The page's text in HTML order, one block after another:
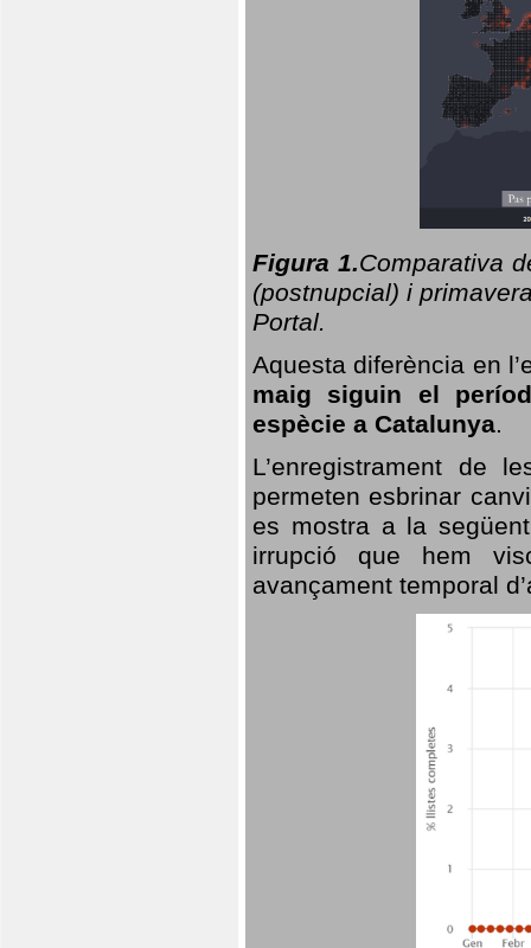
Figura 1.Comparativa
(postnupcial) i
Portal.
Aquesta diferència en
maig siguin el
espècie a Catalunya.
L’enregistrament de
permeten esbrinar
es mostra a la
irrupció que hem
avançament temporal